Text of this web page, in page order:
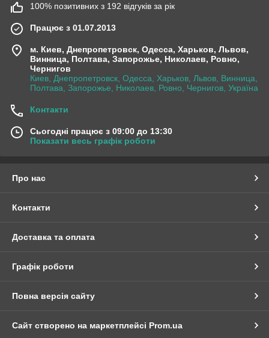
100% позитивних з 192 відгуків за рік
Працює з 01.07.2013
м. Киев, Днепропетровск, Одесса, Харьков, Львов,
Винница, Полтава, Запорожье, Николаев, Ровно,
Чернигов
Киев, Днепропетровск, Одесса, Харьков, Львов, Винница,
Полтава, Запорожье, Николаев, Ровно, Чернигов, Україна
Контакти
Сьогодні працює з 09:00 до 13:30
Показати весь графік роботи
Про нас
Контакти
Доставка та оплата
Графік роботи
Повна версія сайту
Сайт створено на маркетплейсі Prom.ua